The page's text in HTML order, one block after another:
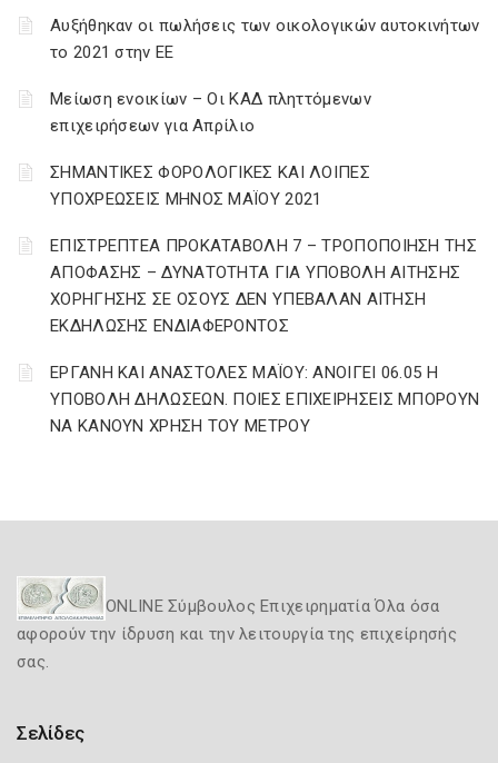
Αυξήθηκαν οι πωλήσεις των οικολογικών αυτοκινήτων
το 2021 στην ΕΕ
Μείωση ενοικίων – Οι ΚΑΔ πληττόμενων
επιχειρήσεων για Απρίλιο
ΣΗΜΑΝΤΙΚΕΣ ΦΟΡΟΛΟΓΙΚΕΣ ΚΑΙ ΛΟΙΠΕΣ
ΥΠΟΧΡΕΩΣΕΙΣ ΜΗΝΟΣ ΜΑΪΟΥ 2021
ΕΠΙΣΤΡΕΠΤΕΑ ΠΡΟΚΑΤΑΒΟΛΗ 7 – ΤΡΟΠΟΠΟΙΗΣΗ ΤΗΣ
ΑΠΟΦΑΣΗΣ – ΔΥΝΑΤΟΤΗΤΑ ΓΙΑ ΥΠΟΒΟΛΗ ΑΙΤΗΣΗΣ
ΧΟΡΗΓΗΣΗΣ ΣΕ ΟΣΟΥΣ ΔΕΝ ΥΠΕΒΑΛΑΝ ΑΙΤΗΣΗ
ΕΚΔΗΛΩΣΗΣ ΕΝΔΙΑΦΕΡΟΝΤΟΣ
ΕΡΓΑΝΗ ΚΑΙ ΑΝΑΣΤΟΛΕΣ ΜΑΪΟΥ: ΑΝΟΙΓΕΙ 06.05 Η
ΥΠΟΒΟΛΗ ΔΗΛΩΣΕΩΝ. ΠΟΙΕΣ ΕΠΙΧΕΙΡΗΣΕΙΣ ΜΠΟΡΟΥΝ
ΝΑ ΚΑΝΟΥΝ ΧΡΗΣΗ ΤΟΥ ΜΕΤΡΟΥ
ONLINE Σύμβουλος Επιχειρηματία Όλα όσα
αφορούν την ίδρυση και την λειτουργία της επιχείρησής
σας.
Σελίδες